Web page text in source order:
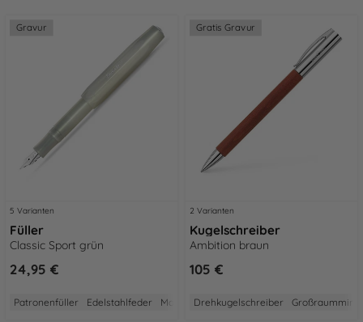
Gravur
5 Varianten
Füller
Classic Sport grün
24,95 €
Patronenfüller Edelstahlfeder Made in Germany 2 Jahre Garantie Aus
Gratis Gravur
2 Varianten
Kugelschreiber
Ambition braun
105 €
Drehkugelschreiber Großraummine